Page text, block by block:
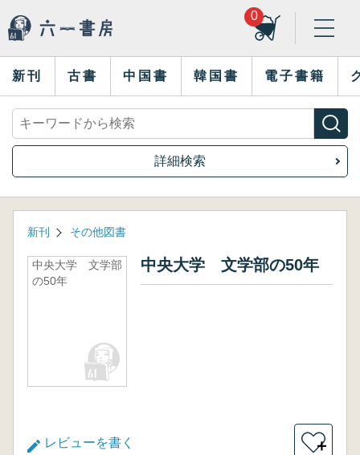
0
新刊 古書 中国書 韓国書 電子書籍
詳細検索
新刊 その他図書
中央大学 文学部
の50年
中央大学 文学部の50年
レビューを書く ＋